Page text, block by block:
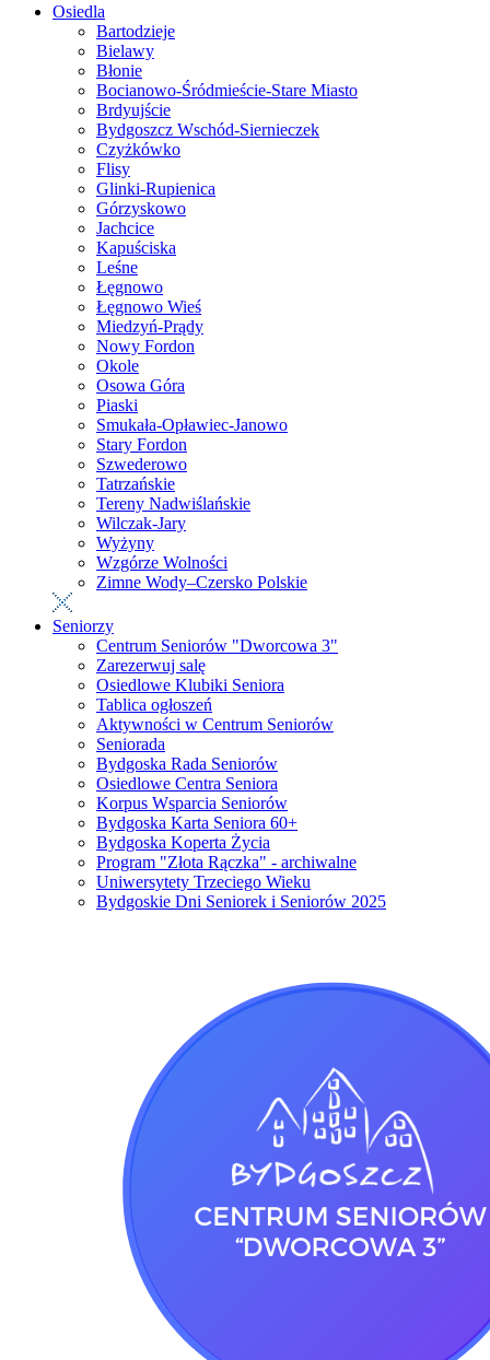
Osiedla
Bartodzieje
Bielawy
Błonie
Bocianowo-Śródmieście-Stare Miasto
Brdyujście
Bydgoszcz Wschód-Siernieczek
Czyżkówko
Flisy
Glinki-Rupienica
Górzyskowo
Jachcice
Kapuściska
Leśne
Łęgnowo
Łęgnowo Wieś
Miedzyń-Prądy
Nowy Fordon
Okole
Osowa Góra
Piaski
Smukała-Opławiec-Janowo
Stary Fordon
Szwederowo
Tatrzańskie
Tereny Nadwiślańskie
Wilczak-Jary
Wyżyny
Wzgórze Wolności
Zimne Wody–Czersko Polskie
Seniorzy
Centrum Seniorów "Dworcowa 3"
Zarezerwuj salę
Osiedlowe Klubiki Seniora
Tablica ogłoszeń
Aktywności w Centrum Seniorów
Seniorada
Bydgoska Rada Seniorów
Osiedlowe Centra Seniora
Korpus Wsparcia Seniorów
Bydgoska Karta Seniora 60+
Bydgoska Koperta Życia
Program "Złota Rączka" - archiwalne
Uniwersytety Trzeciego Wieku
Bydgoskie Dni Seniorek i Seniorów 2025